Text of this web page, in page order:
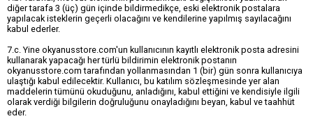
diğer tarafa 3 (üç) gün içinde bildirmedikçe, eski elektronik postalara
yapılacak isteklerin geçerli olacağını ve kendilerine yapılmış sayılacağını
kabul ederler.
7.c. Yine okyanusstore.com'un kullanıcının kayıtlı elektronik posta adresini
kullanarak yapacağı her türlü bildirimin elektronik postanın
okyanusstore.com tarafından yollanmasından 1 (bir) gün sonra kullanıcıya
ulaştığı kabul edilecektir. Kullanıcı, bu katılım sözleşmesinde yer alan
maddelerin tümünü okuduğunu, anladığını, kabul ettiğini ve kendisiyle ilgili
olarak verdiği bilgilerin doğruluğunu onayladığını beyan, kabul ve taahhüt
eder.